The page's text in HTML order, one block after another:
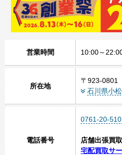
営業時間 10:00～
所在地
〒923-0801
石川県小
電話番号
0761-20-
店舗出張買
宅配買取サ